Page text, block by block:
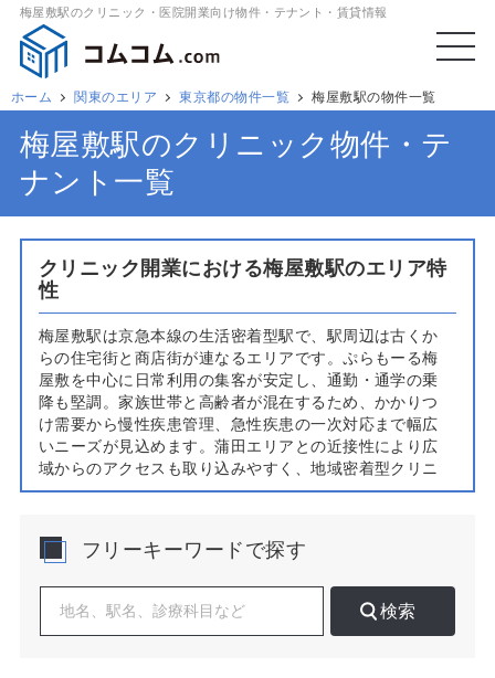
梅屋敷駅のクリニック・医院開業向け物件・テナント・賃貸情報
ホーム 関東のエリア 東京都の物件一覧 梅屋敷駅の物件一覧
梅屋敷駅のクリニック物件・テ
ナント一覧
クリニック開業における梅屋敷駅のエリア特
性
梅屋敷駅は京急本線の生活密着型駅で、駅周辺は古くか
らの住宅街と商店街が連なるエリアです。ぷらもーる梅
屋敷を中心に日常利用の集客が安定し、通勤・通学の乗
降も堅調。家族世帯と高齢者が混在するため、かかりつ
け需要から慢性疾患管理、急性疾患の一次対応まで幅広
いニーズが見込めます。蒲田エリアとの近接性により広
域からのアクセスも取り込みやすく、地域密着型クリニ
ックの立地として検討価値が高いのが特徴です。
開業を具体化する際は、駅改札から商店街・スーパー・
ドラッグストアに至る主動線上の歩行者量と、平日・週
ィング計画が立てやすくなります。周辺は日常利便施設
が点在し、内科、皮膚科、整形外科、小児科、耳鼻科、
フリーキーワードで探す
検索